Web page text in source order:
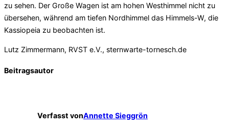
zu sehen. Der Große Wagen ist am hohen Westhimmel nicht zu
übersehen, während am tiefen Nordhimmel das Himmels-W, die
Kassiopeia zu beobachten ist.
Lutz Zimmermann, RVST e.V., sternwarte-tornesch.de
Beitragsautor
Verfasst vonAnnette Sieggrön